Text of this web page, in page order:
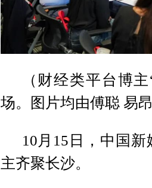
（财经类平台博
场。图片均由傅聪 易
10月15日，中国
主齐聚长沙。